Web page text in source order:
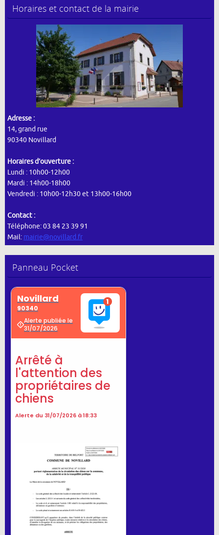
Horaires et contact de la mairie
Adresse :
14, grand rue
90340 Novillard
Horaires d’ouverture :
Lundi : 10h00-12h00
Mardi : 14h00-18h00
Vendredi : 10h00-12h30 et 13h00-16h00
Contact :
Téléphone: 03 84 23 39 91
Mail: mairie@novillard.fr
Panneau Pocket